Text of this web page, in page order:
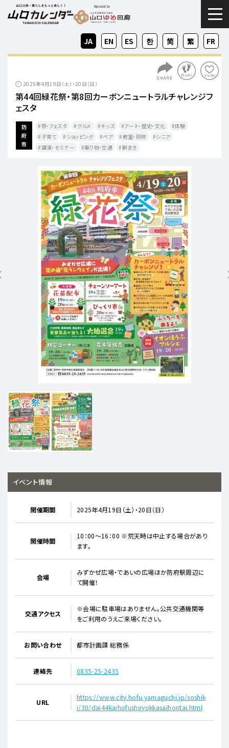
ZH-
CN
ZH-
TW
EN FR
JA KO
ES
2025年4月19日（土）・20日（日）
第44回緑花祭・第8回カーボンニュートラルチャレンジフ
ェスタ
防
府
市
祭・フェスタ グルメ キッズ アート・歴史・文化
体験
子育て
ショッピング ペア 教室・研修
シニア
講演・セミナー
乗り物・交通​ 餅まき​
イベント情報
開催期間 2025年4月19日（土）・20日（日）
開催時間
10：00～16：00 ※荒天時は中止する場合があり
ます。
会場
みずかぜ広場・であいの広場ほか防府駅周辺に
て開催！
交通アクセス
※会場に駐車場はありません。公共交通機関等
をご利用のうえご来場ください。
お問い合わせ 都市計画課 総務係
連絡先 0835-25-2435
URL
https://www.city.hofu.yamaguchi.jp/soshik
i/30/dai44kaihofushiryokkasaihontai.html